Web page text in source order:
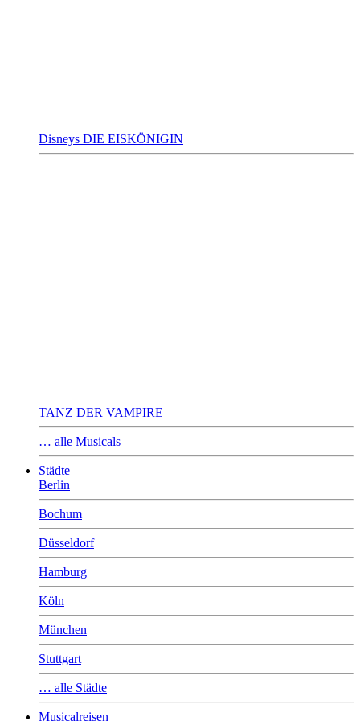
Disneys DIE EISKÖNIGIN
TANZ DER VAMPIRE
… alle Musicals
Städte
Berlin
Bochum
Düsseldorf
Hamburg
Köln
München
Stuttgart
… alle Städte
Musicalreisen